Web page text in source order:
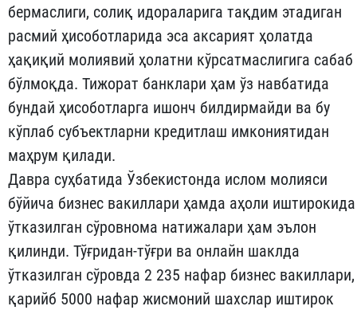
бермаслиги, солиқ идораларига тақдим этадиган
расмий ҳисоботларида эса аксарият ҳолатда
ҳақиқий молиявий ҳолатни кўрсатмаслигига сабаб
бўлмоқда. Тижорат банклари ҳам ўз навбатида
бундай ҳисоботларга ишонч билдирмайди ва бу
кўплаб субъектларни кредитлаш имкониятидан
маҳрум қилади.
Давра суҳбатида Ўзбекистонда ислом молияси
бўйича бизнес вакиллари ҳамда аҳоли иштирокида
ўтказилган сўровнома натижалари ҳам эълон
қилинди. Тўғридан-тўғри ва онлайн шаклда
ўтказилган сўровда 2 235 нафар бизнес вакиллари,
қарийб 5000 нафар жисмоний шахслар иштирок